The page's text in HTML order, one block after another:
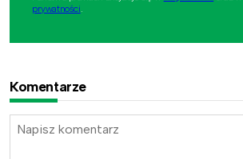
prywatności.
Komentarze